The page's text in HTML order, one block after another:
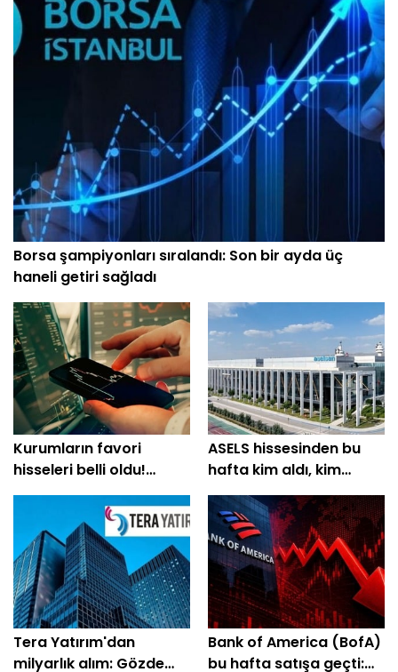
Borsa şampiyonları sıralandı: Son bir ayda üç
haneli getiri sağladı
Kurumların favori
hisseleri belli oldu!
Yüzde 200'e yakın getiri
ASELS hissesinden bu
hafta kim aldı, kim
sattı?
Tera Yatırım'dan
milyarlık alım: Gözde
Bank of America (BofA)
bu hafta satışa geçti: